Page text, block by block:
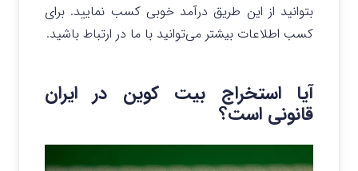
بتوانید از این طریق درآمد خوبی کسب نمایید. برای
کسب اطلاعات بیشتر می‌توانید با ما در ارتباط باشید.
آیا استخراج بیت کوین در ایران
قانونی است؟